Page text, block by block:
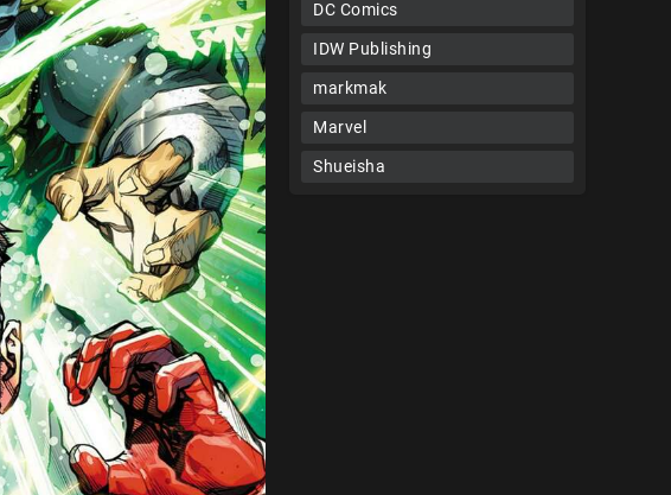
DC Comics
IDW Publishing
markmak
Marvel
Shueisha